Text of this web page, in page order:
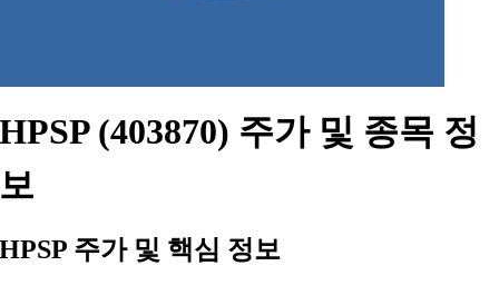
HPSP (403870) 주가 및 종목 정
보
HPSP 주가 및 핵심 정보